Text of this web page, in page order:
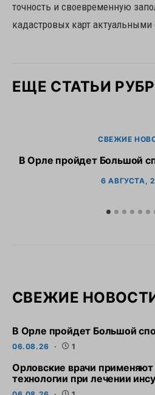
точность и своевременную
кадастровых карт
ЕЩЕ СТАТЬИ
СВЕЖИЕ
В Орле пройдет Большой
6 АВГУСТА,
СВЕЖИЕ
В Орле пройдет Большой
06.08.26 1
Орловские врачи
технологии при лечении